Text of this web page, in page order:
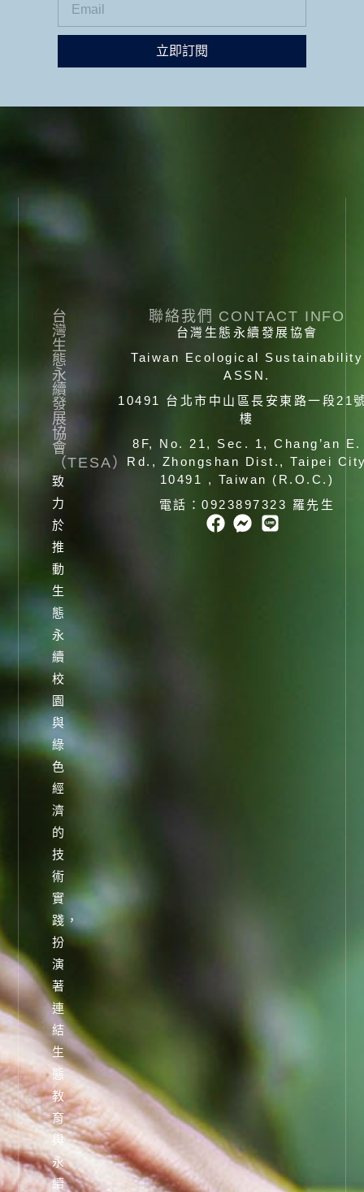
立即訂閱
台
灣
生
態
永
續
發
展
協
會
（TESA）
致
力
於
推
動
生
態
永
續
校
園
與
綠
色
經
濟
的
技
術
實
踐，
扮
演
著
連
結
生
態
教
育
與
永
續
聯絡我們 CONTACT INFO
台灣生態永續發展協會
Taiwan Ecological Sustainability
ASSN.
10491 台北市中山區長安東路一段21
樓
8F, No. 21, Sec. 1, Chang’an E.
Rd., Zhongshan Dist., Taipei
10491 , Taiwan (R.O.C.)
電話：0923897323 羅先生